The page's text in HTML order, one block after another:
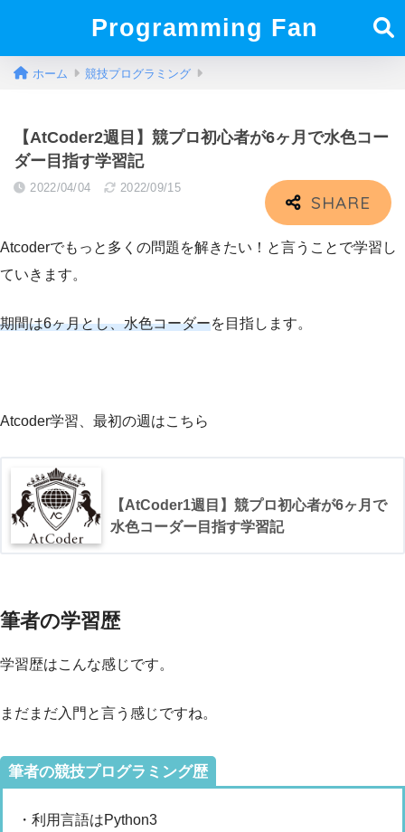
Programming Fan
ホーム 競技プログラミング
【AtCoder2週目】競プロ初心者が6ヶ月で水色コー
ダー目指す学習記
2022/04/04 2022/09/15
Atcoderでもっと多くの問題を解きたい！と言うことで学習し
ていきます。
期間は6ヶ月とし、水色コーダーを目指します。
Atcoder学習、最初の週はこちら
【AtCoder1週目】競プロ初心者が6ヶ月で
水色コーダー目指す学習記
筆者の学習歴
学習歴はこんな感じです。
まだまだ入門と言う感じですね。
筆者の競技プログラミング歴
・利用言語はPython3